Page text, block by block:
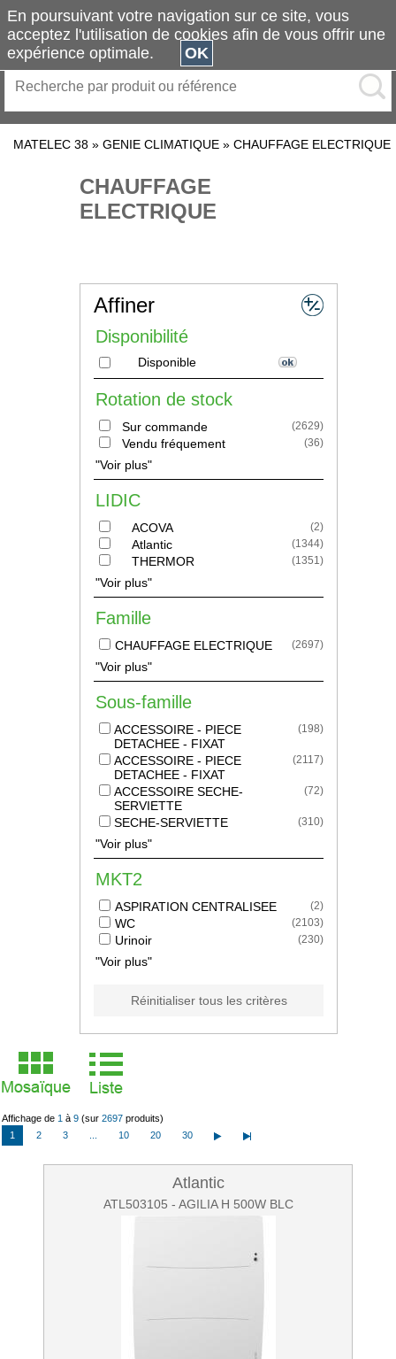
MATELEC 38 » GENIE CLIMATIQUE » CHAUFFAGE ELECTRIQUE
CHAUFFAGE
ELECTRIQUE
Affiner
Disponibilité
Disponible
Rotation de stock
Sur commande (2629)
Vendu fréquement (36)
"Voir plus"
LIDIC
ACOVA (2)
Atlantic (1344)
THERMOR (1351)
"Voir plus"
Famille
CHAUFFAGE ELECTRIQUE (2697)
"Voir plus"
Sous-famille
ACCESSOIRE - PIECE
DETACHEE - FIXAT
(198)
ACCESSOIRE - PIECE
DETACHEE - FIXAT
(2117)
ACCESSOIRE SECHE-
SERVIETTE
(72)
SECHE-SERVIETTE (310)
"Voir plus"
MKT2
ASPIRATION CENTRALISEE (2)
WC (2103)
Urinoir (230)
"Voir plus"
Réinitialiser tous les critères
Affichage de 1 à 9 (sur 2697 produits)
1
2 3 10 20 30
Atlantic
ATL503105 - AGILIA H 500W BLC
En poursuivant votre navigation sur ce site, vous
acceptez l'utilisation de cookies afin de vous offrir une
expérience optimale.
OK